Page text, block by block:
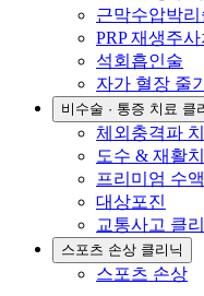
근막수압박리
PRP 재생주사
석회흡인술
자가 혈장 줄
비수술 · 통증 치료 클
체외충격파
도수 & 재활
프리미엄 수
대상포진
교통사고 클
스포츠 손상 클리닉
스포츠 손상